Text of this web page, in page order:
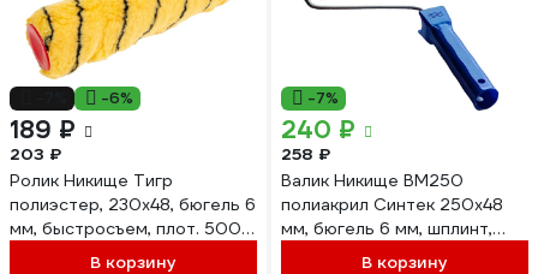
-6%
189 ₽
203 ₽
Ролик Никище Тигр
полиэстер, 230x48, бюгель 6
мм, быстросъем, плот. 500
гр/м2, ворс 10 мм 06.14.04
В корзину
-7%
240 ₽
258 ₽
Валик Никище ВМ250
полиакрил Синтек 250x48
мм, бюгель 6 мм, шплинт,
плотность 130 гр/м2, ворс 6
В корзину